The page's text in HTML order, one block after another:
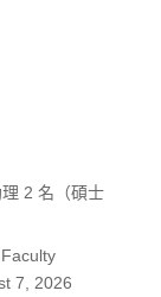
2 名（碩士
7, 2026